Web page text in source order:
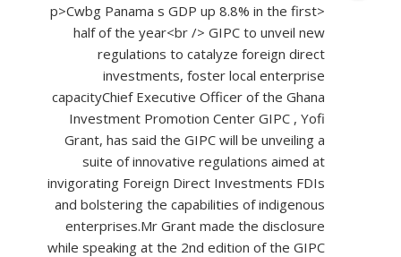
<p>Cwbg Panama s GDP up 8.8% in the first
half of the year<br /> GIPC to unveil new
regulations to catalyze foreign direct
investments, foster local enterprise
capacityChief Executive Officer of the Ghana
Investment Promotion Center GIPC , Yofi
Grant, has said the GIPC will be unveiling a
suite of innovative regulations aimed at
invigorating Foreign Direct Investments FDIs
and bolstering the capabilities of indigenous
enterprises.Mr Grant made the disclosure
while speaking at the 2nd edition of the GIPC